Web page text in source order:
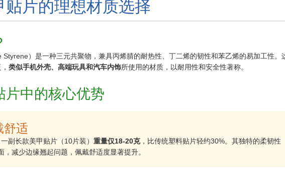
贴片的理想材质选择
）是一种三元共聚物，兼具丙烯腈的耐热性、丁二烯的韧性和苯乙烯的易加工性。
类似手机外壳、高端玩具和汽车内饰所使用的材质，以耐用性和安全性著称。
片中的核心优势
舒适
副长款美甲贴片（10片装） 重量仅18-20克，比传统塑料贴片轻约30%。其独特的柔韧性
减少边缘翘起问题，佩戴舒适度显著提升。